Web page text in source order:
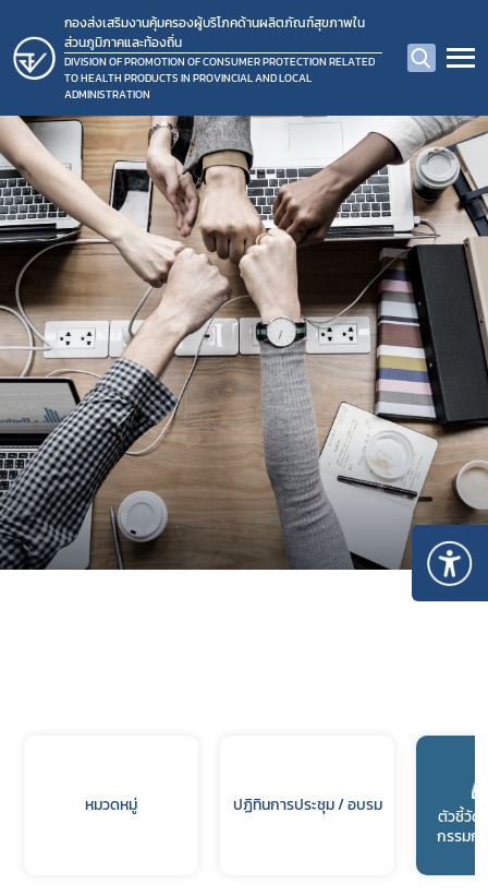
กองส่งเสริมงานคุ้มครองผู้บริโภคด้านผลิตภัณฑ์สุขภาพใน
ส่วนภูมิภาคและท้องถิ่น
DIVISION OF PROMOTION OF CONSUMER PROTECTION RELATED
TO HEALTH PRODUCTS IN PROVINCIAL AND LOCAL
ADMINISTRATION
หมวดหมู่ ปฏิทินการประชุม / อบรม
ตัวชี้วัด
กรรมก